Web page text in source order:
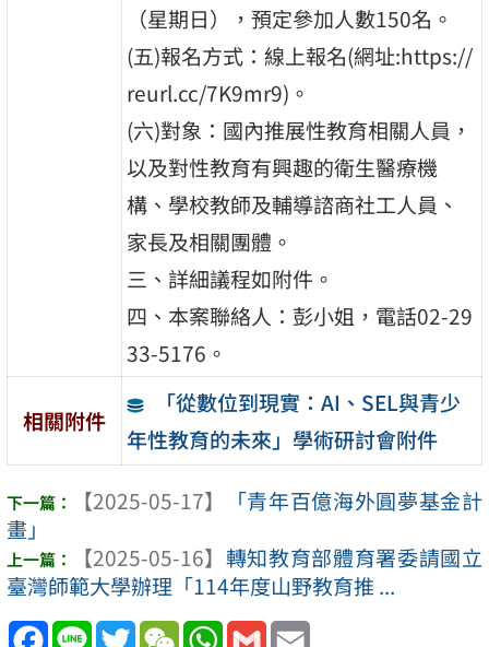
（星期日），預定參加人數150名。
(五)報名方式：線上報名(網址:https://
reurl.cc/7K9mr9)。
(六)對象：國內推展性教育相關人員，
以及對性教育有興趣的衛生醫療機
構、學校教師及輔導諮商社工人員、
家長及相關團體。
三、詳細議程如附件。
四、本案聯絡人：彭小姐，電話02-29
33-5176。
相關附件
「從數位到現實：AI、SEL與青少
年性教育的未來」學術研討會附件
【2025-05-17】
「青年百億海外圓夢基金計
畫」
【2025-05-16】 轉知教育部體育署委請國立
臺灣師範大學辦理「114年度山野教育推 ...
Facebook
Line TwitterWeChatWhatsApp
Gmail